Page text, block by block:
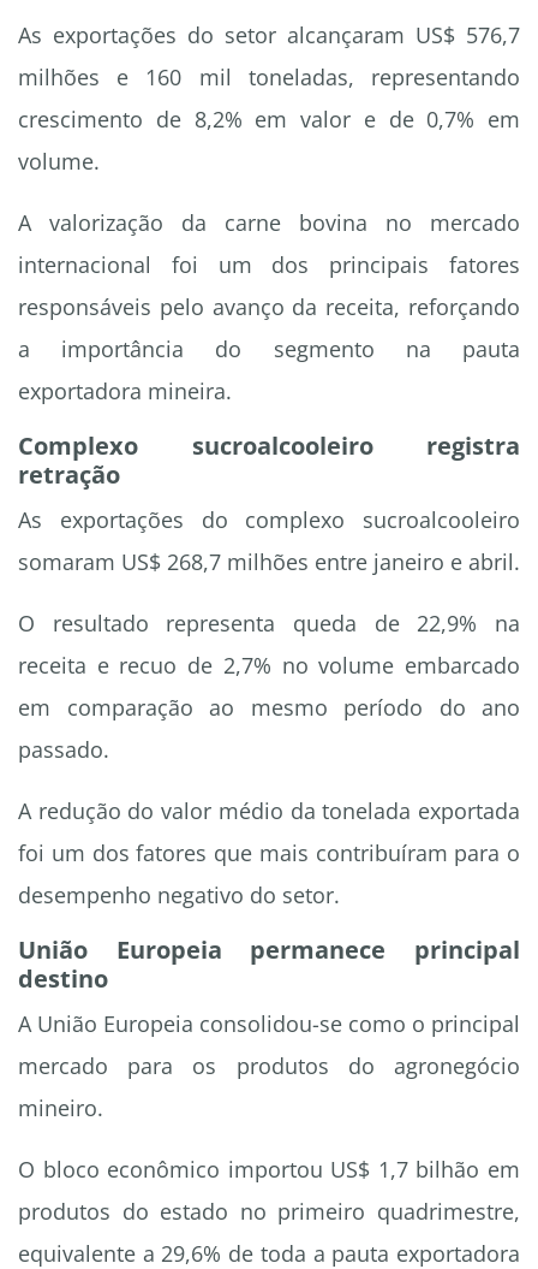
As exportações do setor alcançaram US$ 576,7
milhões e 160 mil toneladas, representando
crescimento de 8,2% em valor e de 0,7% em
volume.
A valorização da carne bovina no mercado
internacional foi um dos principais fatores
responsáveis pelo avanço da receita, reforçando
a importância do segmento na pauta
exportadora mineira.
Complexo sucroalcooleiro registra
retração
As exportações do complexo sucroalcooleiro
somaram US$ 268,7 milhões entre janeiro e abril.
O resultado representa queda de 22,9% na
receita e recuo de 2,7% no volume embarcado
em comparação ao mesmo período do ano
passado.
A redução do valor médio da tonelada exportada
foi um dos fatores que mais contribuíram para o
desempenho negativo do setor.
União Europeia permanece principal
destino
A União Europeia consolidou-se como o principal
mercado para os produtos do agronegócio
mineiro.
O bloco econômico importou US$ 1,7 bilhão em
produtos do estado no primeiro quadrimestre,
equivalente a 29,6% de toda a pauta exportadora